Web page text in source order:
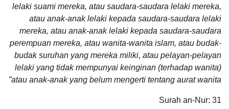
lelaki suami mereka, atau saudara-saudara lelaki mereka,
atau anak-anak lelaki kepada saudara-saudara lelaki
mereka, atau anak-anak lelaki kepada saudara-saudara
perempuan mereka, atau wanita-wanita islam, atau budak-
budak suruhan yang mereka miliki, atau pelayan-pelayan
lelaki yang tidak mempunyai keinginan (terhadap wanita)
atau anak-anak yang belum mengerti tentang aurat wanita”
Surah an-Nur: 31